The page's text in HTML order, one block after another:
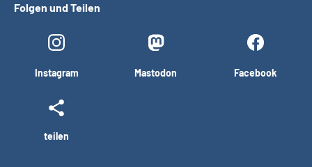
Folgen und Teilen
Instagram Mastodon Facebook
teilen